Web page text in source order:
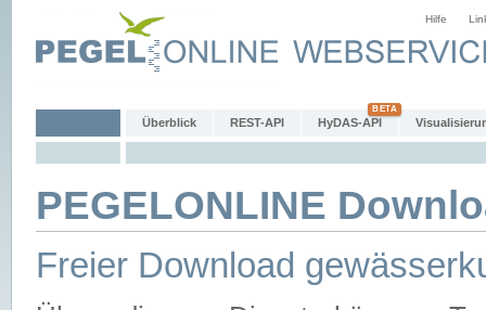
Hilfe
Überblick REST-API HyDAS-API
PEGELONLINE
Freier Download